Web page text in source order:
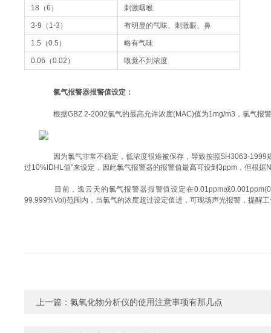
18（6） 刺激咽喉
3-9（1-3） 有明显的气味、刺激眼、鼻
1.5（0.5） 略有气味
0.06（0.02） 嗅觉不到浓度
氯气报警器报警值设定：
根据GBZ 2-2002氯气的最高允许浓度(MAC)值为1mg/m3，氯气报
因为氯气非常不稳定，低浓度很难被保存，导致按照SH3063-1999
过10%IDHL值"来设定，因此氯气报警器的报警值最高可设到3ppm，但根
目前，逸云天的氯气报警器报警值设定在0.01ppm或0.001ppm(0
99.999%Vol)范围内，当氯气的浓度超过设定值进，可现场声光报警，提醒
上一篇： 氮氧化物分析仪的使用注意事项有那几点